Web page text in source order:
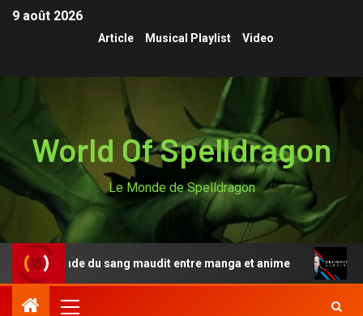
9 août 2026
Article Musical Playlist Video
World Of Spelldragon
Le Monde de Spelldragon
du sang maudit entre manga et anime